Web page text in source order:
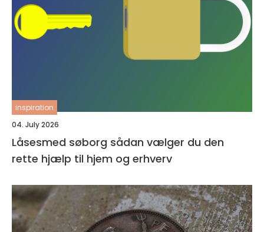
inspiration
04. July 2026
Låsesmed søborg sådan vælger du den
rette hjælp til hjem og erhverv